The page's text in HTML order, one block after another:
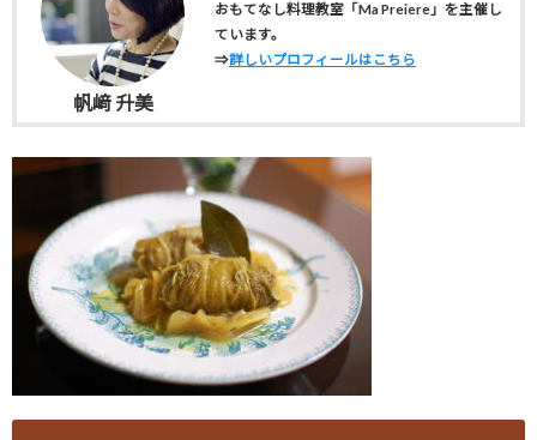
おもてなし料理教室「Ma Preiere」を主催し
ています。
⇒詳しいプロフィールはこちら
帆﨑 升美